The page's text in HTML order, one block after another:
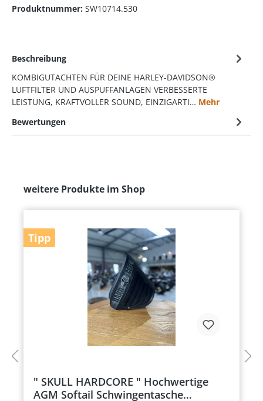
Produktnummer: SW10714.530
Beschreibung
KOMBIGUTACHTEN FÜR DEINE HARLEY-DAVIDSON®
LUFTFILTER UND AUSPUFFANLAGEN VERBESSERTE
LEISTUNG, KRAFTVOLLER SOUND, EINZIGARTI… Mehr
Bewertungen
weitere Produkte im Shop
Tipp
" SKULL HARDCORE " Hochwertige
AGM Softail Schwingentasche